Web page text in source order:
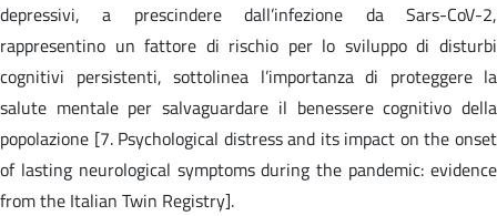
depressivi, a prescindere dall’infezione da Sars-CoV-2,
rappresentino un fattore di rischio per lo sviluppo di disturbi
cognitivi persistenti, sottolinea l’importanza di proteggere la
salute mentale per salvaguardare il benessere cognitivo della
popolazione [7. Psychological distress and its impact on the onset
of lasting neurological symptoms during the pandemic: evidence
from the Italian Twin Registry].